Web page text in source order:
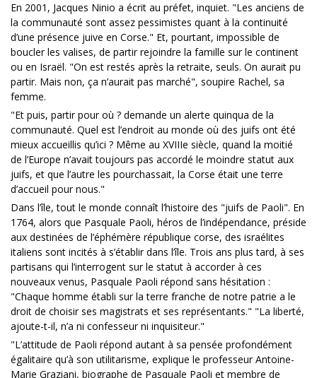
En 2001, Jacques Ninio a écrit au préfet, inquiet. "Les anciens de
la communauté sont assez pessimistes quant à la continuité
d’une présence juive en Corse." Et, pourtant, impossible de
boucler les valises, de partir rejoindre la famille sur le continent
ou en Israël. "On est restés après la retraite, seuls. On aurait pu
partir. Mais non, ça n’aurait pas marché", soupire Rachel, sa
femme.
"Et puis, partir pour où ? demande un alerte quinqua de la
communauté. Quel est l’endroit au monde où des juifs ont été
mieux accueillis qu’ici ? Même au XVIIIe siècle, quand la moitié
de l’Europe n’avait toujours pas accordé le moindre statut aux
juifs, et que l’autre les pourchassait, la Corse était une terre
d’accueil pour nous."
Dans l’île, tout le monde connaît l’histoire des "juifs de Paoli". En
1764, alors que Pasquale Paoli, héros de l’indépendance, préside
aux destinées de l’éphémère république corse, des israélites
italiens sont incités à s’établir dans l’île. Trois ans plus tard, à ses
partisans qui l’interrogent sur le statut à accorder à ces
nouveaux venus, Pasquale Paoli répond sans hésitation :
"Chaque homme établi sur la terre franche de notre patrie a le
droit de choisir ses magistrats et ses représentants." "La liberté,
ajoute-t-il, n’a ni confesseur ni inquisiteur."
"L’attitude de Paoli répond autant à sa pensée profondément
égalitaire qu’à son utilitarisme, explique le professeur Antoine-
Marie Graziani, biographe de Pasquale Paoli et membre de